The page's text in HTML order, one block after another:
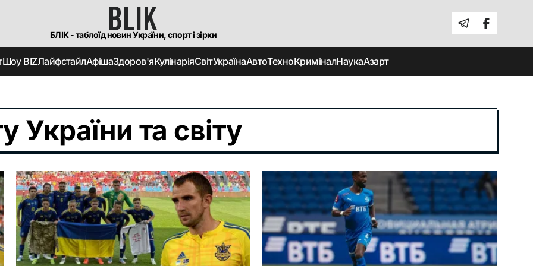
БЛІК - таблоїд новин України, спорт і зірки
Шоу BIZЛайфстайлАфішаЗдоров'яКулінаріяСвітУкраїнаАвтоТехноКриміналНаукаАзарт
України та світу